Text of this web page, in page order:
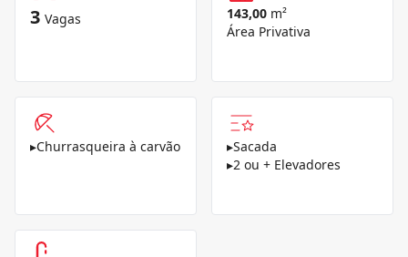
3 Vagas 143,00 m²
Área Privativa
▸Churrasqueira à carvão ▸Sacada
▸2 ou + Elevadores